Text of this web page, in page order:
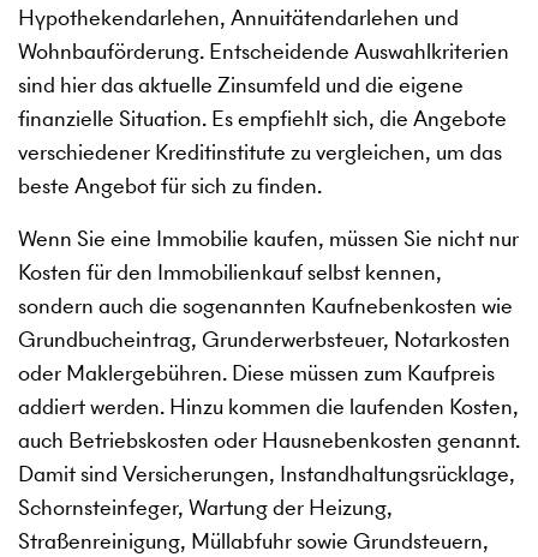
Hypothekendarlehen, Annuitätendarlehen und
Wohnbauförderung. Entscheidende Auswahlkriterien
sind hier das aktuelle Zinsumfeld und die eigene
finanzielle Situation. Es empfiehlt sich, die Angebote
verschiedener Kreditinstitute zu vergleichen, um das
beste Angebot für sich zu finden.
Wenn Sie eine Immobilie kaufen, müssen Sie nicht nur
Kosten für den Immobilienkauf selbst kennen,
sondern auch die sogenannten Kaufnebenkosten wie
Grundbucheintrag, Grunderwerbsteuer, Notarkosten
oder Maklergebühren. Diese müssen zum Kaufpreis
addiert werden. Hinzu kommen die laufenden Kosten,
auch Betriebskosten oder Hausnebenkosten genannt.
Damit sind Versicherungen, Instandhaltungsrücklage,
Schornsteinfeger, Wartung der Heizung,
Straßenreinigung, Müllabfuhr sowie Grundsteuern,